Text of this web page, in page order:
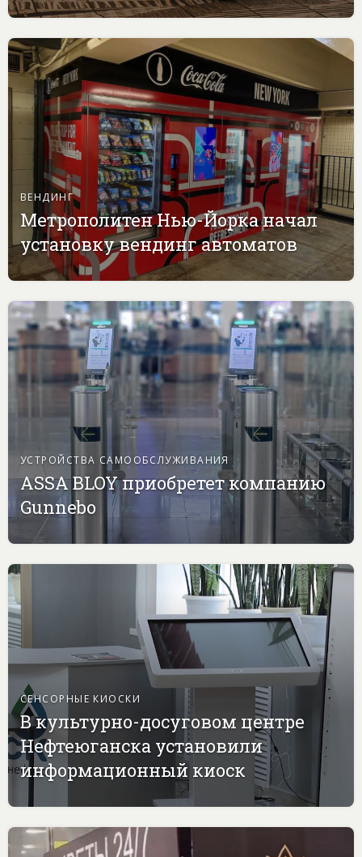
ВЕНДИНГ
Метрополитен Нью-Йорка начал
установку вендинг автоматов
УСТРОЙСТВА САМООБСЛУЖИВАНИЯ
ASSA BLOY приобретет компанию
Gunnebo
СЕНСОРНЫЕ КИОСКИ
В культурно-досуговом центре
Нефтеюганска установили
информационный киоск